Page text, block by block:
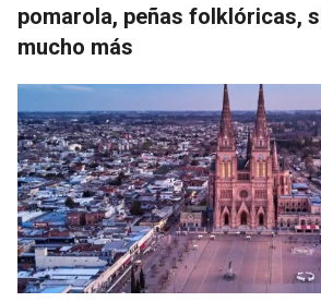
pomarola, peñas folklóricas,
mucho más